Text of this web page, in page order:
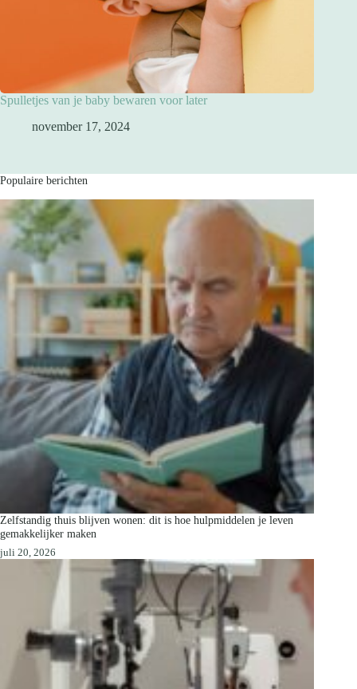
Spulletjes van je baby bewaren voor later
november 17, 2024
Populaire berichten
Zelfstandig thuis blijven wonen: dit is hoe hulpmiddelen je leven
gemakkelijker maken
juli 20, 2026